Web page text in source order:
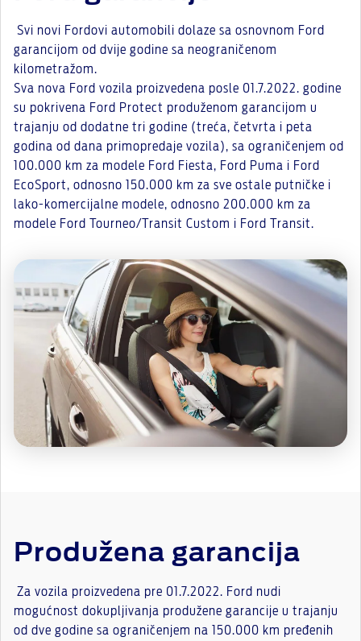
Svi novi Fordovi automobili dolaze sa osnovnom Ford
garancijom od dvije godine sa neograničenom
kilometražom.
Sva nova Ford vozila proizvedena posle 01.7.2022. godine
su pokrivena Ford Protect produženom garancijom u
trajanju od dodatne tri godine (treća, četvrta i peta
godina od dana primopredaje vozila), sa ograničenjem od
100.000 km za modele Ford Fiesta, Ford Puma i Ford
EcoSport, odnosno 150.000 km za sve ostale putničke i
lako-komercijalne modele, odnosno 200.000 km za
modele Ford Tourneo/Transit Custom i Ford Transit.
Produžena garancija
Za vozila proizvedena pre 01.7.2022. Ford nudi
mogućnost dokupljivanja produžene garancije u trajanju
od dve godine sa ograničenjem na 150.000 km pređenih